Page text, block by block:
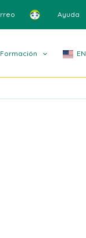
Ayuda
Formación EN